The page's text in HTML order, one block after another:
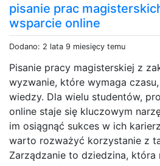
pisanie prac
wsparcie online
Dodano: 2 lata 9 miesięcy temu
Pisanie pracy magisterskiej z
wyzwanie, które wymaga czasu,
wiedzy. Dla wielu studentów,
online staje się kluczowym
im osiągnąć sukces w ich
warto rozważyć korzystanie z
Zarządzanie to dziedzina, która